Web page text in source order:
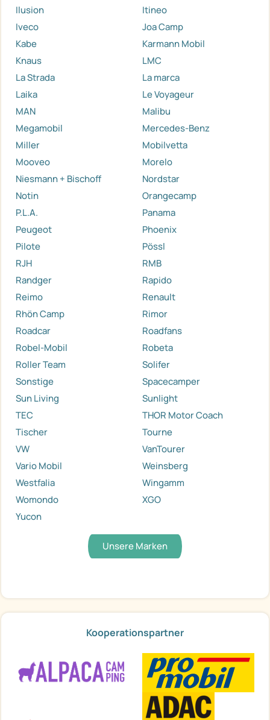
Ilusion
Itineo
Iveco
Joa Camp
Kabe
Karmann Mobil
Knaus
LMC
La Strada
La marca
Laika
Le Voyageur
MAN
Malibu
Megamobil
Mercedes-Benz
Miller
Mobilvetta
Mooveo
Morelo
Niesmann + Bischoff
Nordstar
Notin
Orangecamp
P.L.A.
Panama
Peugeot
Phoenix
Pilote
Pössl
RJH
RMB
Randger
Rapido
Reimo
Renault
Rhön Camp
Rimor
Roadcar
Roadfans
Robel-Mobil
Robeta
Roller Team
Solifer
Sonstige
Spacecamper
Sun Living
Sunlight
TEC
THOR Motor Coach
Tischer
Tourne
VW
VanTourer
Vario Mobil
Weinsberg
Westfalia
Wingamm
Womondo
XGO
Yucon
Unsere Marken
Kooperationspartner